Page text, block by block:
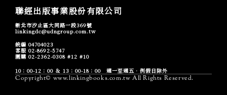
聯經出版事業股份有限公司
新北市汐止區大同路一段369號
linkingdc@udngroup.com.tw
統編 04704023
客服 02-8692-5747
團購 02-2362-0308 #12 #10
10：00-12：00 ＆ 13：00-18：00 週一至週五．例假日除外
Copyright© www.linkingbooks.com.tw All Rights Reserved.